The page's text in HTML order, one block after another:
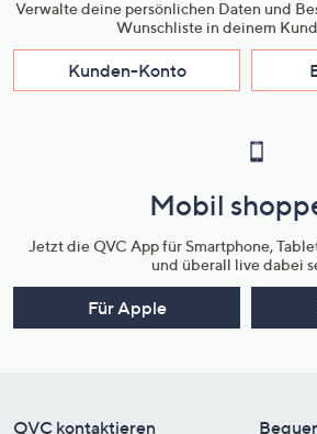
Verwalte deine persönlichen Daten und
Wunschliste in deinem
Kunden-Konto
Mobil
Jetzt die QVC App für Smartphone,
und überall live dabei
Für Apple
QVC kontaktieren